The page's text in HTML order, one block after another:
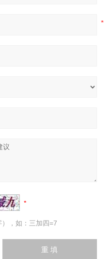
，如：三加四=7